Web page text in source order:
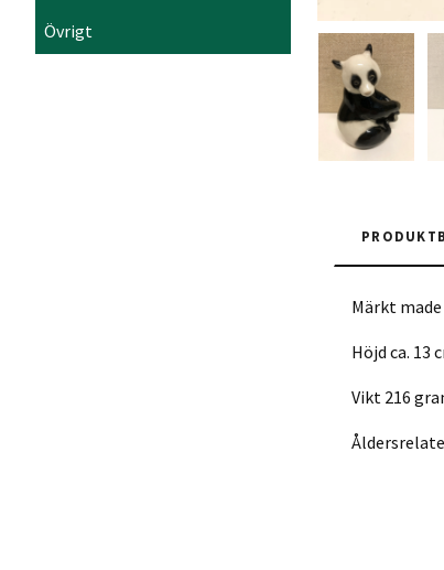
Övrigt
Märkt made
Höjd ca. 13
Vikt 216